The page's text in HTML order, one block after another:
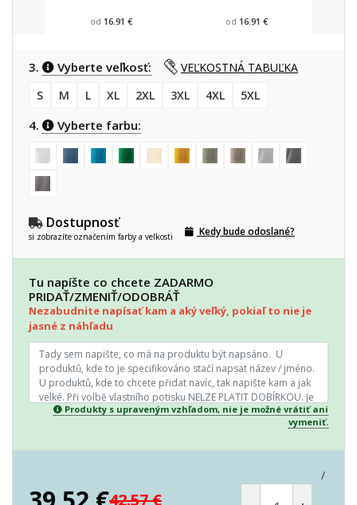
od 16.91 € od 16.91 €
3. Vyberte veľkosť:
VEĽKOSTNÁ TABUĽKA
S
M L XL 2XL 3XL 4XL 5XL
4. Vyberte farbu:
Dostupnosť
si zobrazíte označením farby a veľkosti Kedy bude odoslané?
Tu napíšte co chcete ZADARMO
PRIDAŤ/ZMENIŤ/ODOBRÁŤ
Nezabudnite napísať kam a aký veľký, pokiaľ to nie je
jasné z náhľadu
Produkty s upraveným vzhľadom, nie je možné vrátiť ani
vymeniť.
/
42.57€